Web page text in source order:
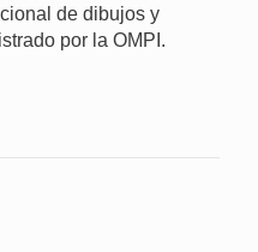
de dibujos y
por la OMPI.